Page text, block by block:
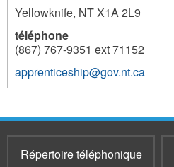
Yellowknife, NTX1A 2L9
téléphone
(867) 767-9351 ext 71152
apprenticeship@gov.nt.ca
3191
Répertoire téléphonique